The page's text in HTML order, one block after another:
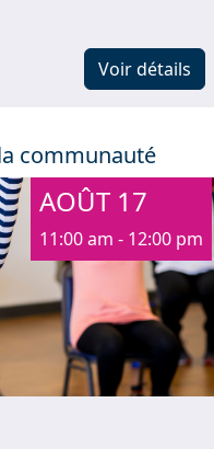
Voir détails
communauté
AOÛT 17
11:00 am - 12:00 pm